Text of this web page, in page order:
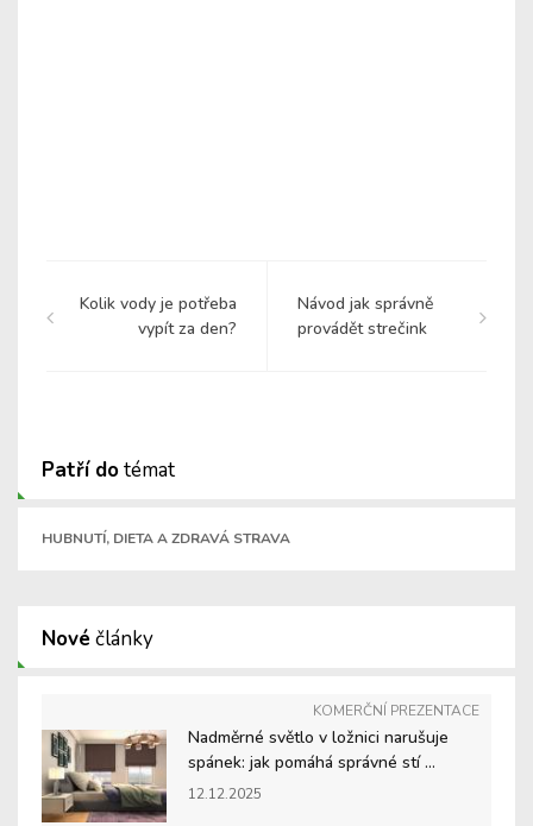
Kolik vody je potřeba
vypít za den?
Návod jak správně
provádět strečink
Patří dotémat
HUBNUTÍ, DIETA A ZDRAVÁ STRAVA
Nové články
KOMERČNÍ PREZENTACE
Nadměrné světlo v ložnici narušuje
spánek: jak pomáhá správné stí ...
12.12.2025